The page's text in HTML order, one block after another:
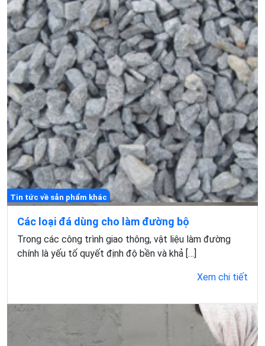
Tin tức về sản phẩm khác
Các loại đá dùng cho làm đường bộ
Trong các công trình giao thông, vật liệu làm đường
chính là yếu tố quyết định độ bền và khả […]
Xem chi tiết